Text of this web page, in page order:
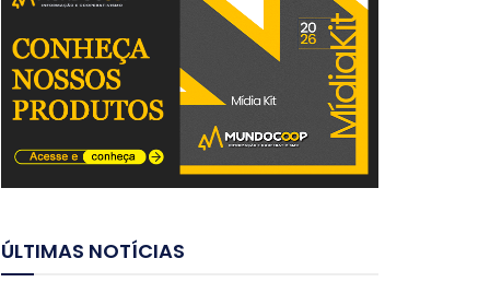
ÚLTIMAS NOTÍCIAS